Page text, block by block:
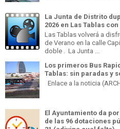
La Junta de Distrito
2026 en Las Tablas
Las Tablas volverá a
de Verano en la calle
doble . La Junta ...
Los primeros Bus
Tablas: sin paradas y
Enlace a la noticia
El Ayuntamiento da
de las 96 dotaciones